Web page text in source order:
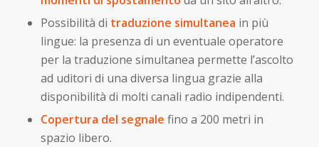
Possibilità di traduzione simultanea in più
lingue: la presenza di un eventuale operatore
per la traduzione simultanea permette l’ascolto
ad uditori di una diversa lingua grazie alla
disponibilità di molti canali radio indipendenti.
Copertura del segnale fino a 200 metri in
spazio libero.